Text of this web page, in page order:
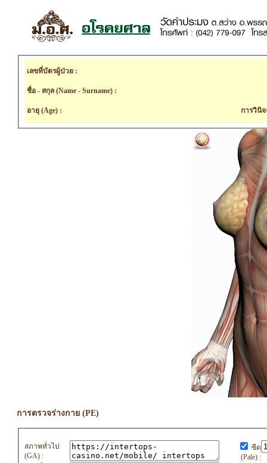
เลขที่บัตรผู้ป่วย :
ชื่อ - สกุล (Name - Surname) :
อายุ (Age) : การวินิ
การตรวจร่างกาย (PE)
สภาพทั่วไป
(GA) :
ซีด
(Pale) :